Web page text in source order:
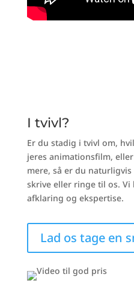
I tvivl?
Er du stadig i tvivl om,
jeres animationsfilm,
mere, så er du
skrive eller ringe til os. Vi
afklaring og ekspertise.
Lad os tage en